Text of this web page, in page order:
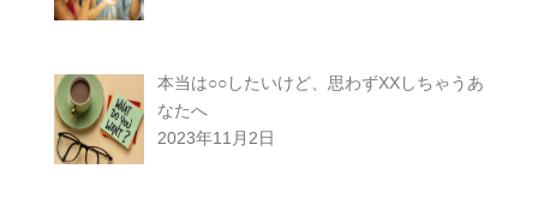
本当は○○したいけど、思わずXXしちゃうあ
なたへ
2023年11月2日